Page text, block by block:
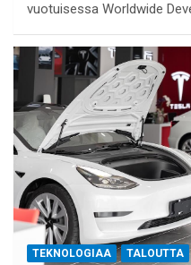
vuotuisessa Worldwide
TEKNOLOGIAA TALOUTTA